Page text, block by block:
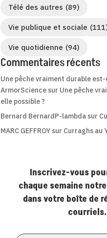
Télé des autres (89)
Vie publique et sociale
Vie quotidienne (94)
Commentaires récents
Une pêche vraiment durable est-
ArmorScience sur Une pêche
elle possible ?
Bernard BernardP-lambda sur
MARC GEFFROY sur Curraghs au
Inscrivez-vous
chaque semaine
dans votre boîte de
courriels.